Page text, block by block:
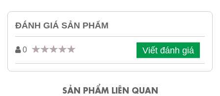
ĐÁNH GIÁ SẢN PHẨM
0 Viết đánh giá
SẢN PHẨM LIÊN QUAN